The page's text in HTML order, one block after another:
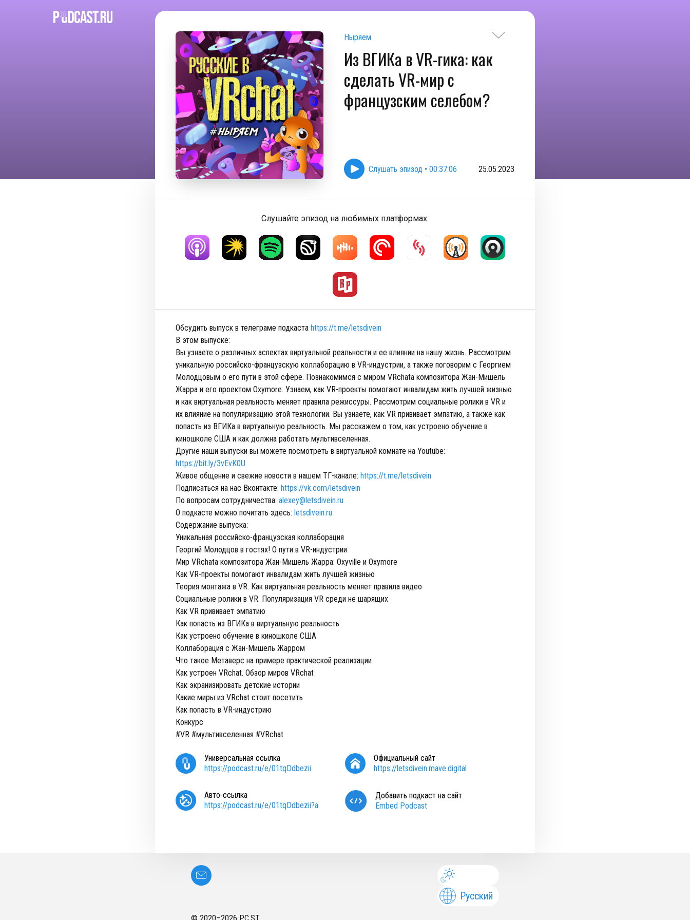
Ныряем
Из ВГИКа в VR-гика: как
сделать VR-мир с
французским селебом?
Слушать эпизод • 00:37:06 25.05.2023
Слушайте эпизод на любимых платформах:
Обсудить выпуск в телеграме подкаста https://t.me/letsdivein
В этом выпуске:
Вы узнаете о различных аспектах виртуальной реальности и ее влиянии на нашу жизнь. Рассмотрим
уникальную российско-французскую коллаборацию в VR-индустрии, а также поговорим с Георгием
Молодцовым о его пути в этой сфере. Познакомимся с миром VRchata композитора Жан-Мишель
Жарра и его проектом Oxymore. Узнаем, как VR-проекты помогают инвалидам жить лучшей жизнью
и как виртуальная реальность меняет правила режиссуры. Рассмотрим социальные ролики в VR и
их влияние на популяризацию этой технологии. Вы узнаете, как VR прививает эмпатию, а также как
попасть из ВГИКа в виртуальную реальность. Мы расскажем о том, как устроено обучение в
киношколе США и как должна работать мультивселенная.
Другие наши выпуски вы можете посмотреть в виртуальной комнате на Youtube:
https://bit.ly/3vEvK0U
Живое общение и свежие новости в нашем ТГ-канале: https://t.me/letsdivein
Подписаться на нас Вконтакте: https://vk.com/letsdivein
По вопросам сотрудничества: alexey@letsdivein.ru
О подкасте можно почитать здесь: letsdivein.ru
Содержание выпуска:
Уникальная российско-французская коллаборация
Георгий Молодцов в гостях! О пути в VR-индустрии
Мир VRchata композитора Жан-Мишель Жарра: Oxyville и Oxymore
Как VR-проекты помогают инвалидам жить лучшей жизнью
Теория монтажа в VR. Как виртуальная реальность меняет правила видео
Социальные ролики в VR. Популяризация VR среди не шарящих
Как VR прививает эмпатию
Как попасть из ВГИКа в виртуальную реальность
Как устроено обучение в киношколе США
Коллаборация с Жан-Мишель Жарром
Что такое Метаверс на примере практической реализации
Как устроен VRchat. Обзор миров VRchat
Как экранизировать детские истории
Какие миры из VRchat стоит посетить
Как попасть в VR-индустрию
Конкурс
#VR #мультивселенная #VRchat
Универсальная ссылка
https://podcast.ru/e/01tqDdbezii
Официальный сайт
https://letsdivein.mave.digital
Авто-ссылка
https://podcast.ru/e/01tqDdbezii?a
Добавить подкаст на сайт
Embed Podcast
Русский